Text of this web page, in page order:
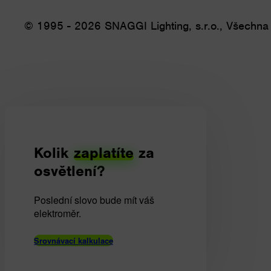
© 1995 - 2026 SNAGGI Lighting, s.r.o.,
Kolik zaplatíte za
osvětlení?
Poslední slovo bude mít váš
elektroměr.
Srovnávací kalkulace